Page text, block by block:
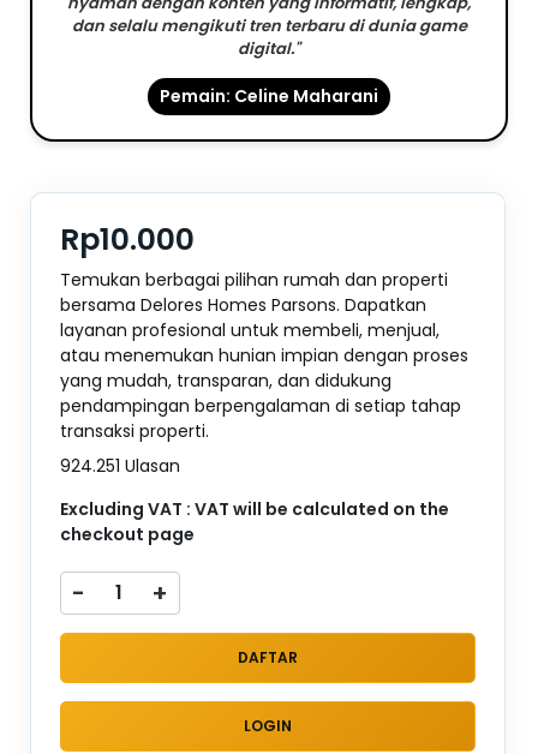
dan selalu mengikuti tren terbaru di dunia game
digital."
Pemain: Celine Maharani
Rp10.000
Temukan berbagai pilihan rumah dan properti
bersama Delores Homes Parsons. Dapatkan
layanan profesional untuk membeli, menjual,
atau menemukan hunian impian dengan proses
yang mudah, transparan, dan didukung
pendampingan berpengalaman di setiap tahap
transaksi properti.
924.251 Ulasan
Excluding VAT : VAT will be calculated on the
checkout page
- +
DAFTAR
LOGIN